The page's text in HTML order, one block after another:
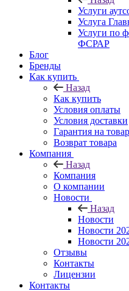
Услуги
Услуга
Услуги по
ФСРАР
Блог
Бренды
Как купить
Назад
Как купить
Условия оплаты
Условия доставки
Гарантия на товар
Возврат товара
Компания
Назад
Компания
О компании
Новости
Назад
Новости
Новости
Новости
Отзывы
Контакты
Лицензии
Контакты